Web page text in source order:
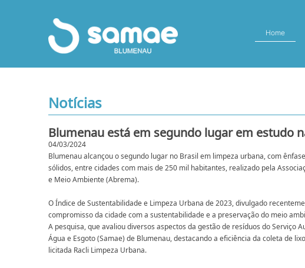
Home
Notícias
Blumenau está em segundo lugar em estudo
04/03/2024
Blumenau alcançou o segundo lugar no Brasil em limpeza urbana, com
sólidos, entre cidades com mais de 250 mil habitantes, realizado pela
e Meio Ambiente (Abrema).
O Índice de Sustentabilidade e Limpeza Urbana de 2023, divulgado
compromisso da cidade com a sustentabilidade e a preservação do meio
A pesquisa, que avaliou diversos aspectos da gestão de resíduos do Serviço
Água e Esgoto (Samae) de Blumenau, destacando a eficiência da coleta de
licitada Racli Limpeza Urbana.